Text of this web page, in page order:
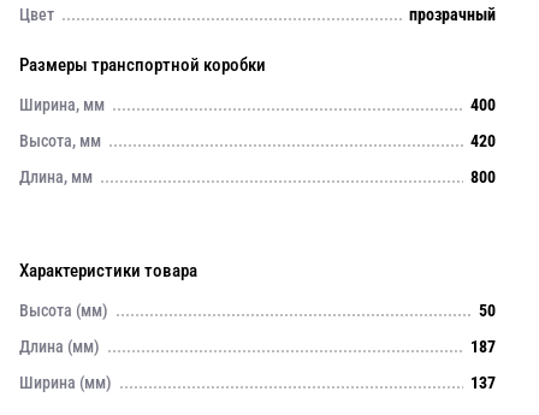
Цвет
прозрачный
Размеры транспортной коробки
Ширина, мм
400
Высота, мм
420
Длина, мм
800
Характеристики товара
Высота (мм)
50
Длина (мм)
187
Ширина (мм)
137